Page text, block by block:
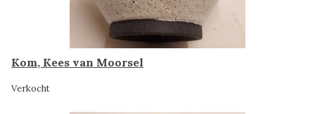
Kom, Kees van Moorsel
Verkocht